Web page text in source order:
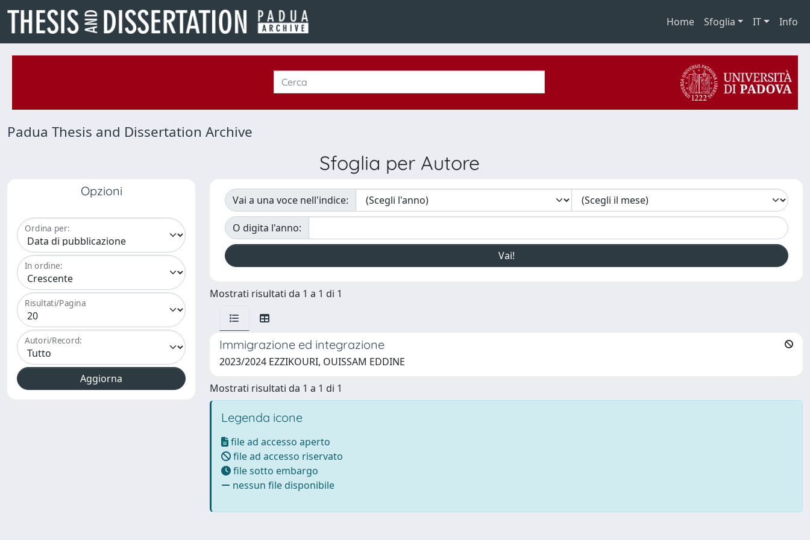
Home Sfoglia IT Info
Padua Thesis and Dissertation Archive
Sfoglia per Autore
Opzioni
Ordina per:
In ordine:
Risultati/Pagina
Autori/Record:
Vai a una voce nell'indice:
O digita l'anno:
Mostrati risultati da 1 a 1 di 1
Immigrazione ed integrazione
2023/2024 EZZIKOURI, OUISSAM EDDINE
Mostrati risultati da 1 a 1 di 1
Legenda icone
file ad accesso aperto
file ad accesso riservato
file sotto embargo
nessun file disponibile